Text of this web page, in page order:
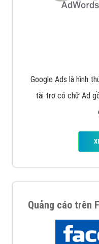
Google Ads là hình
tài trợ có chữ Ad
Quảng cáo trên